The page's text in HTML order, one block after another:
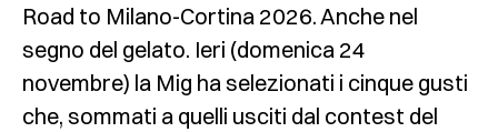
Road to Milano-Cortina 2026. Anche nel
segno del gelato. Ieri (domenica 24
novembre) la Mig ha selezionati i cinque gusti
che, sommati a quelli usciti dal contest del